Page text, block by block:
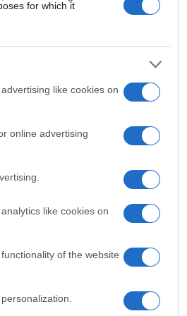
for which it
like cookies on
online advertising
like cookies on
of the website
la
e
avanzati per
approccio si
mai vista
senza
non
europei.
destinata a
Mint